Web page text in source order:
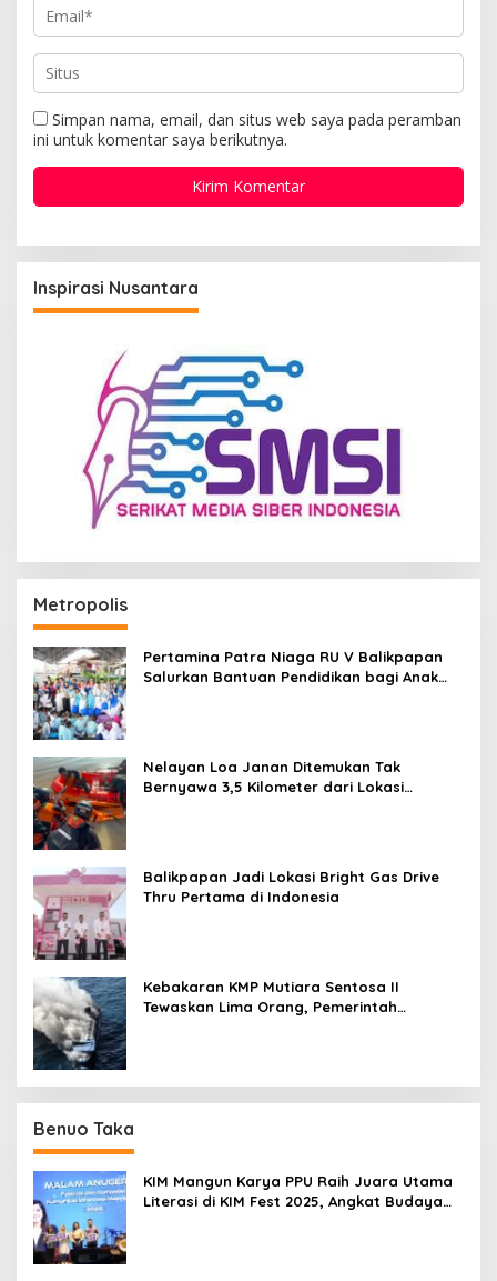
Simpan nama, email, dan situs web saya pada peramban
ini untuk komentar saya berikutnya.
Inspirasi Nusantara
Metropolis
Pertamina Patra Niaga RU V Balikpapan
Salurkan Bantuan Pendidikan bagi Anak
Nelayan Loa Janan Ditemukan Tak
Bernyawa 3,5 Kilometer dari Lokasi
Balikpapan Jadi Lokasi Bright Gas Drive
Thru Pertama di Indonesia
Kebakaran KMP Mutiara Sentosa II
Tewaskan Lima Orang, Pemerintah
Benuo Taka
KIM Mangun Karya PPU Raih Juara Utama
Literasi di KIM Fest 2025, Angkat Budaya